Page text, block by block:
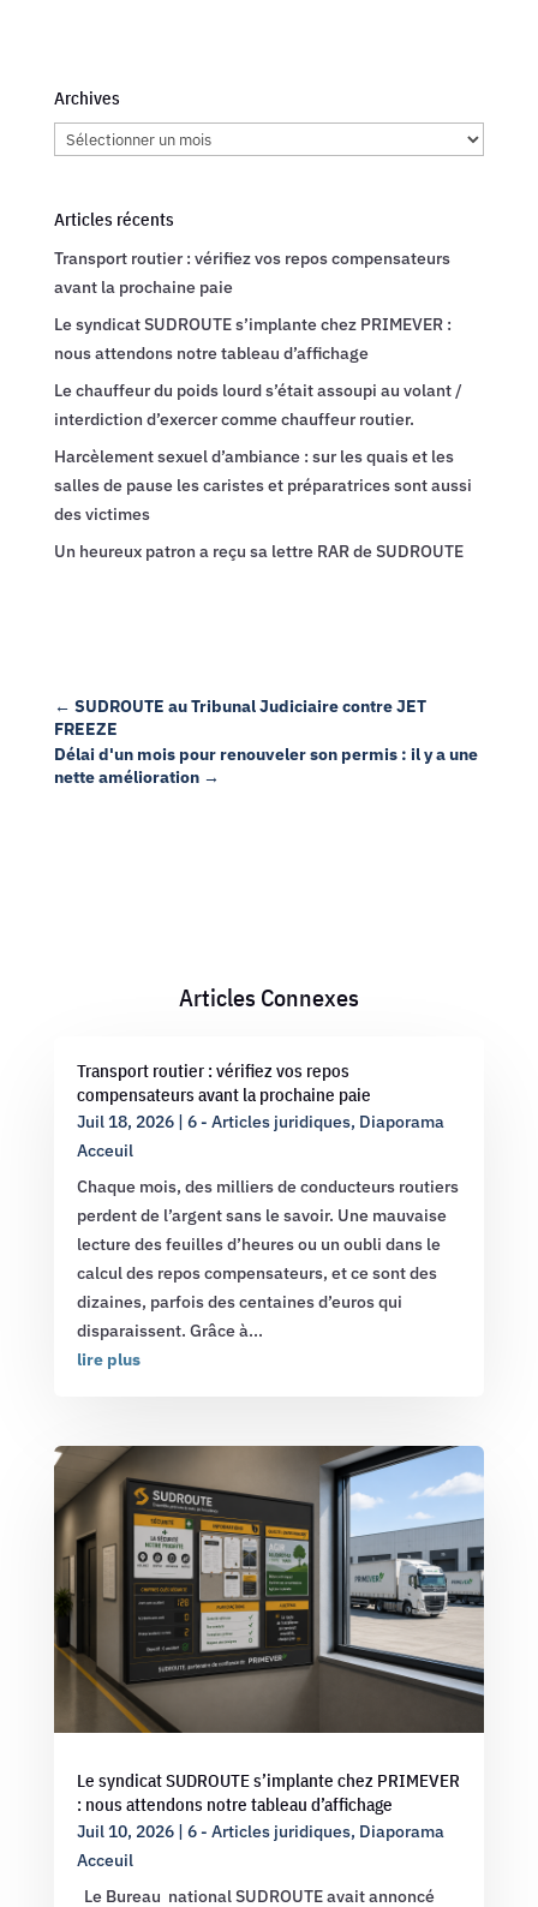
Archives
Archives
Articles récents
Transport routier : vérifiez vos repos compensateurs
avant la prochaine paie
Le syndicat SUDROUTE s’implante chez PRIMEVER :
nous attendons notre tableau d’affichage
Le chauffeur du poids lourd s’était assoupi au volant /
interdiction d’exercer comme chauffeur routier.
Harcèlement sexuel d’ambiance : sur les quais et les
salles de pause les caristes et préparatrices sont aussi
des victimes
Un heureux patron a reçu sa lettre RAR de SUDROUTE
← SUDROUTE au Tribunal Judiciaire contre JET
FREEZE
Délai d'un mois pour renouveler son permis : il y a une
nette amélioration→
Articles Connexes
Transport routier : vérifiez vos repos
compensateurs avant la prochaine paie
Juil 18, 2026| 6 - Articles juridiques, Diaporama
Acceuil
Chaque mois, des milliers de conducteurs routiers
perdent de l’argent sans le savoir. Une mauvaise
lecture des feuilles d’heures ou un oubli dans le
calcul des repos compensateurs, et ce sont des
dizaines, parfois des centaines d’euros qui
disparaissent. Grâce à...
lire plus
Le syndicat SUDROUTE s’implante chez PRIMEVER
: nous attendons notre tableau d’affichage
Juil 10, 2026| 6 - Articles juridiques, Diaporama
Acceuil
Le Bureau national SUDROUTE avait annoncé